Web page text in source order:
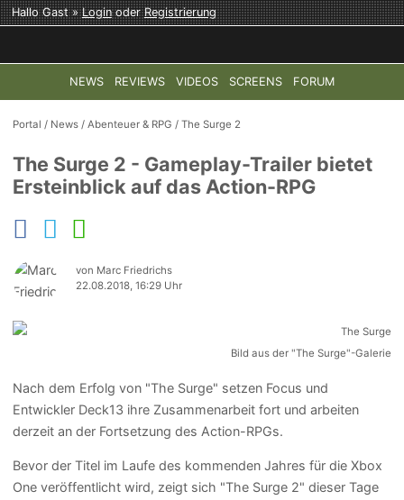
Hallo Gast »LoginoderRegistrierung
NEWS REVIEWS VIDEOS SCREENS FORUM
TOP-THEMEN: COD: MODERN WARFARE 4 HALO:
Portal / News /Abenteuer & RPG /The Surge 2
The Surge 2 - Gameplay-Trailer bietet
Ersteinblick auf das Action-RPG
von Marc Friedrichs
22.08.2018, 16:29 Uhr
Bild aus der "The Surge"-Galerie
Nach dem Erfolg von "The Surge" setzen Focus und
Entwickler Deck13 ihre Zusammenarbeit fort und arbeiten
derzeit an der Fortsetzung des Action-RPGs.
Bevor der Titel im Laufe des kommenden Jahres für die Xbox
One veröffentlicht wird, zeigt sich "The Surge 2" dieser Tage